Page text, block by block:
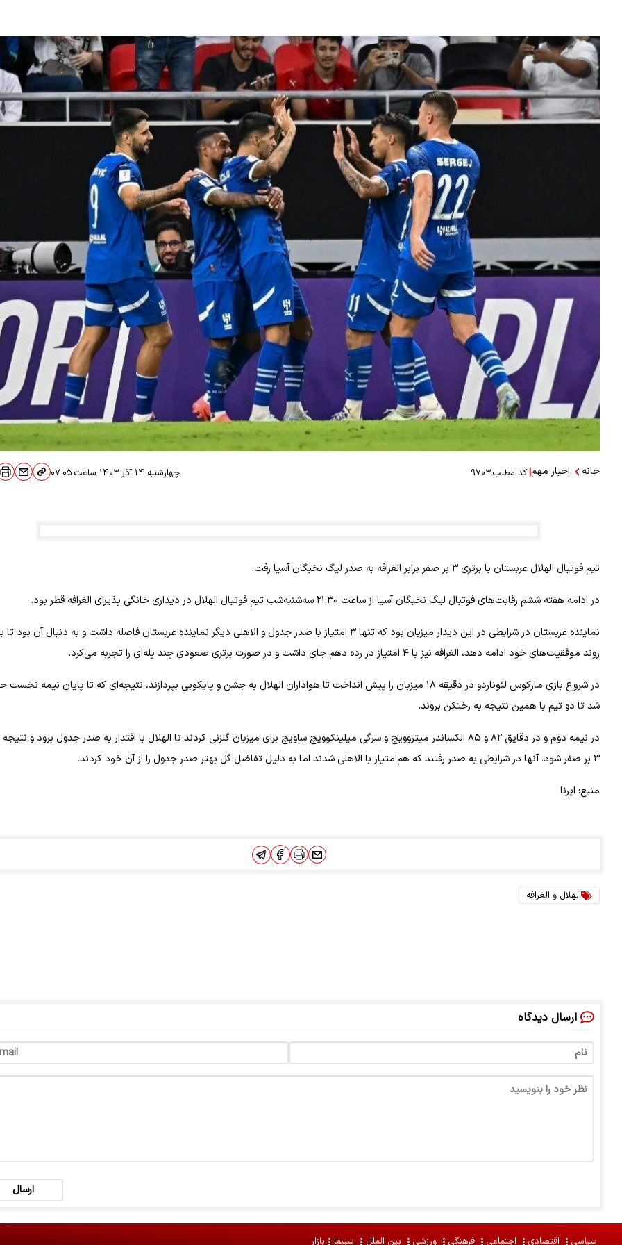
خانه اخبار مهم|کد مطلب:۹۷۰۳ چهارشنبه ۱۴ آذر ۱۴۰۳ ساعت
تیم فوتبال الهلال عربستان با برتری ۳ بر صفر برابر الغرافه به صدر لیگ نخبگان آسیا رفت.
در ادامه هفته ششم رقابت‌های فوتبال لیگ نخبگان آسیا از ساعت ۲۱:۳۰ سه‌شنبه‌شب تیم فوتبال الهلال در دیداری خانگی پذیرای الغرافه قطر بود.
نماینده عربستان در شرایطی در این دیدار میزبان بود که تنها ۳ امتیاز با صدر جدول و الاهلی دیگر نماینده عربستان فاصله داشت و به دنبال آن بود تا
روند موفقیت‌های خود ادامه دهد، الغرافه نیز با ۴ امتیاز در رده دهم جای داشت و در صورت برتری صعودی چند پله‌ای را تجربه می‌کرد.
در شروع بازی مارکوس لئوناردو در دقیقه ۱۸ میزبان را پیش انداخت تا هواداران الهلال به جشن و پایکوبی بپردازند، نتیجه‌ای که تا پایان نیمه
شد تا دو تیم با همین نتیجه به رختکن بروند.
در نیمه دوم و در دقایق ۸۲ و ۸۵ الکساندر میتروویچ و سرگی میلینکوویچ ساویچ برای میزبان گلزنی کردند تا الهلال با اقتدار به صدر جدول برود و
۳ بر صفر شود. آنها در شرایطی به صدر رفتند که هم‌امتیاز با الاهلی شدند اما به دلیل تفاضل گل بهتر صدر جدول را از آن خود کردند.
منبع: ایرنا
الهلال و الغرافه
ارسال دیدگاه
ارسال
سیاسی اقتصادی اجتماعی فرهنگی ورزشی بین الملل سینما بازار